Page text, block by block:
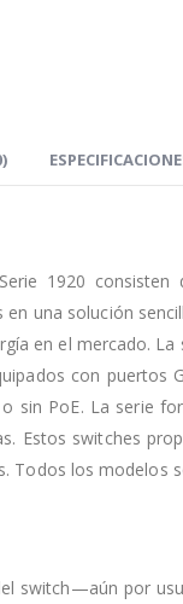
1920
en una solución
en el mercado.
con puertos
sin PoE. La serie
Estos switches
Todos los
switch—aún por